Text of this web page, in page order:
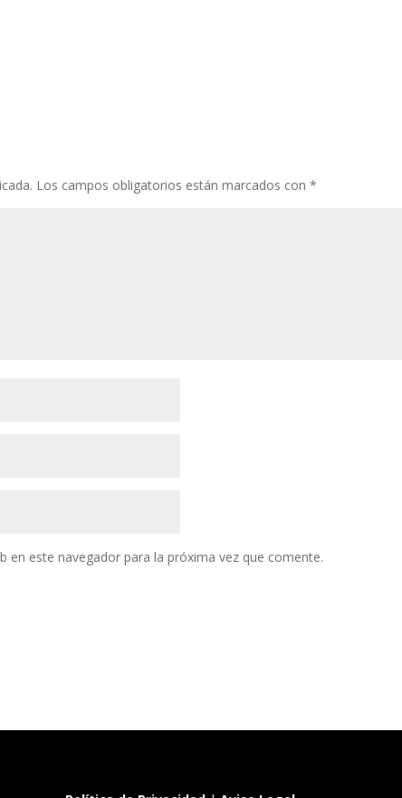
Los campos obligatorios están marcados con*
en este navegador para la próxima vez que comente.